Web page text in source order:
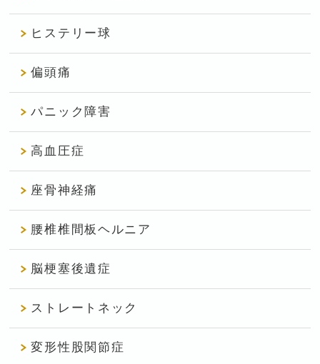
ヒステリー球
偏頭痛
パニック障害
高血圧症
座骨神経痛
腰椎椎間板ヘルニア
脳梗塞後遺症
ストレートネック
変形性股関節症